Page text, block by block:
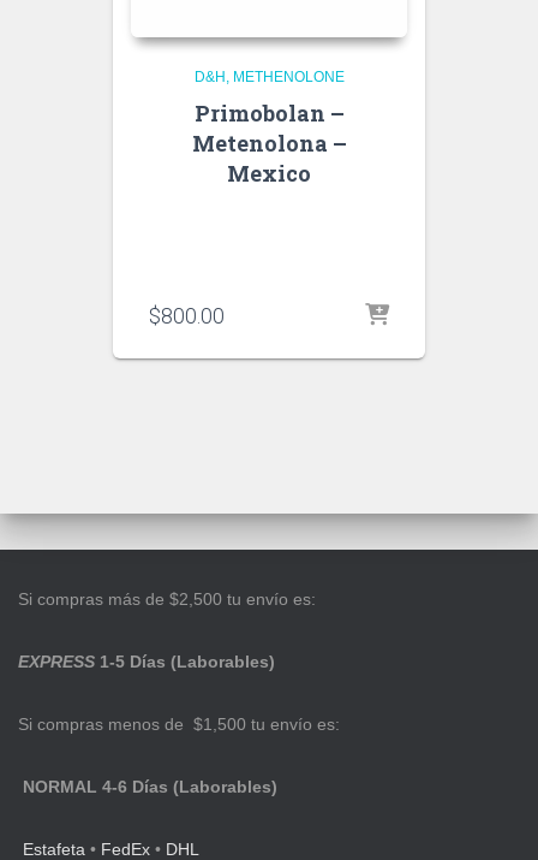
D&H METHENOLONE
Primobolan –
Metenolona –
Mexico
$800.00
Si compras más de $2,500 tu envío es:
EXPRESS 1-5 Días (Laborables)
Si compras menos de $1,500 tu envío es:
NORMAL 4-6 Días (Laborables)
Estafeta • FedEx • DHL